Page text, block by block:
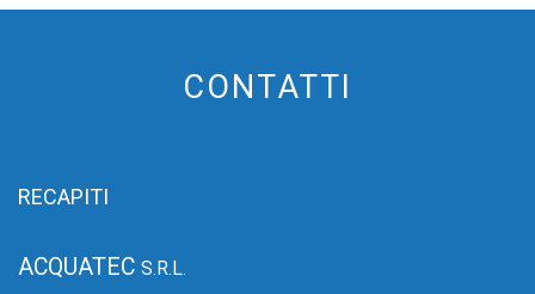
CONTATTI
RECAPITI
ACQUATEC S.R.L.